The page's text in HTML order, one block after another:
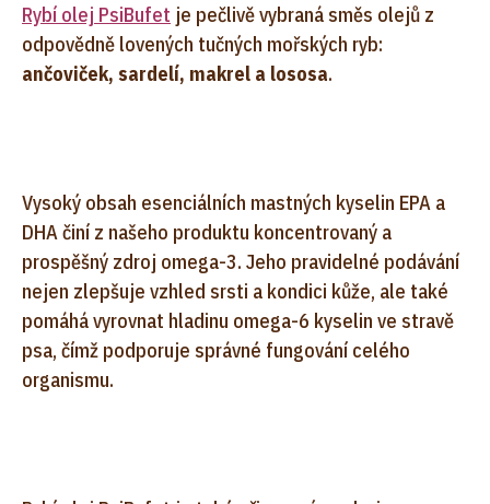
Rybí olej PsiBufet je pečlivě vybraná směs olejů z
odpovědně lovených tučných mořských ryb:
ančoviček, sardelí, makrel a lososa.
Vysoký obsah esenciálních mastných kyselin EPA a
DHA činí z našeho produktu koncentrovaný a
prospěšný zdroj omega-3. Jeho pravidelné podávání
nejen zlepšuje vzhled srsti a kondici kůže, ale také
pomáhá vyrovnat hladinu omega-6 kyselin ve stravě
psa, čímž podporuje správné fungování celého
organismu.